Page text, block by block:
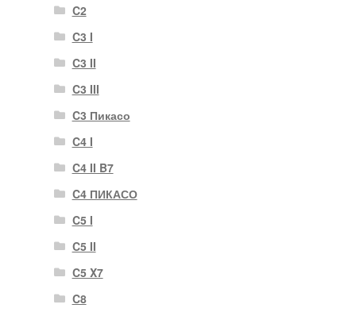
C2
C3 I
C3 II
C3 III
C3 Пикасо
C4 I
C4 II B7
C4 ПИКАСО
C5 I
C5 II
C5 X7
C8